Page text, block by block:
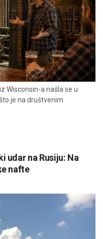
Wisconsin-a našla se u
je na društvenim
udar na Rusiju: Na
nafte